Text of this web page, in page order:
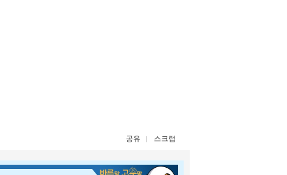
공유 스크랩